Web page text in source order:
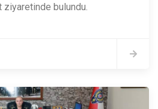
ziyaretinde bulundu.